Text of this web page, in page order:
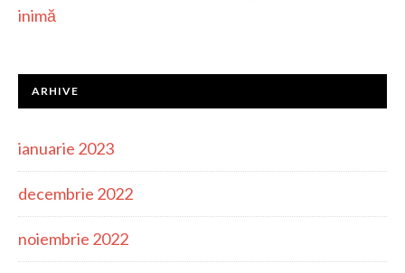
inimă
ARHIVE
ianuarie 2023
decembrie 2022
noiembrie 2022